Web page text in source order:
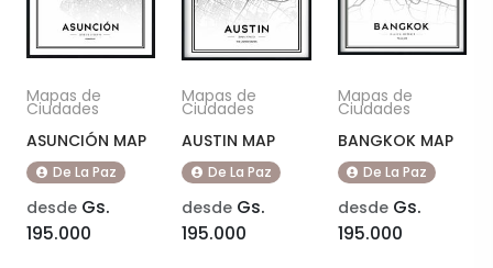
Mapas de
Ciudades
ASUNCIÓN MAP
De La Paz
desde Gs.
195.000
Mapas de
Ciudades
AUSTIN MAP
De La Paz
desde Gs.
195.000
Mapas de
Ciudades
BANGKOK MAP
De La Paz
desdeGs.
195.000